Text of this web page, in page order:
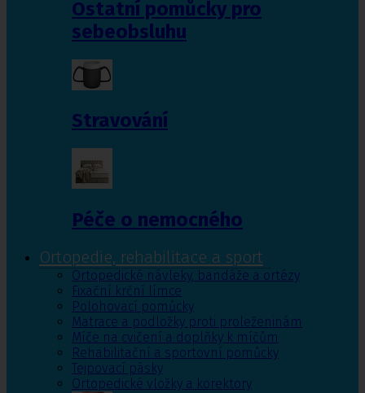
Ostatní pomůcky pro
sebeobsluhu
Stravování
Péče o nemocného
Ortopedie, rehabilitace a sport
Ortopedické návleky, bandáže a ortézy
Fixační krční límce
Polohovací pomůcky
Matrace a podložky proti proleženinám
Míče na cvičení a doplňky k míčům
Rehabilitační a sportovní pomůcky
Tejpovací pásky
Ortopedické vložky a korektory